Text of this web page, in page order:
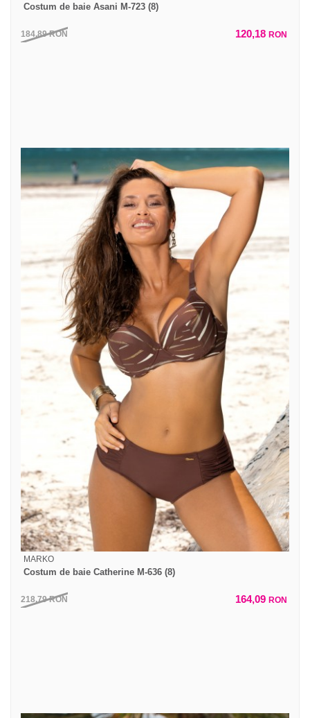
Costum de baie Asani M-723 (8)
184,89RON 120,18 RON
MARKO
Costum de baie Catherine M-636 (8)
218,79RON 164,09 RON